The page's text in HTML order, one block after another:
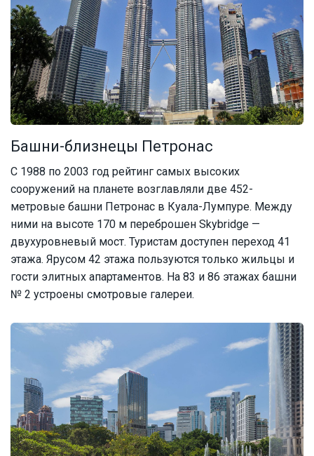
Башни-близнецы Петронас
С 1988 по 2003 год рейтинг самых высоких
сооружений на планете возглавляли две 452-
метровые башни Петронас в Куала-Лумпуре. Между
ними на высоте 170 м переброшен Skybridge —
двухуровневый мост. Туристам доступен переход 41
этажа. Ярусом 42 этажа пользуются только жильцы и
гости элитных апартаментов. На 83 и 86 этажах башни
№ 2 устроены смотровые галереи.